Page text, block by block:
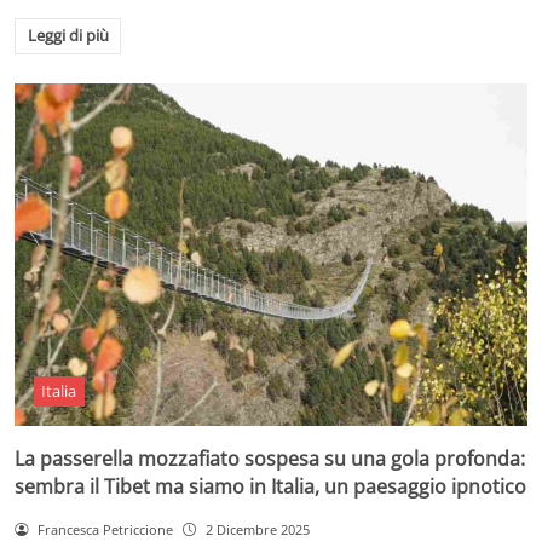
Leggi di più
Italia
La passerella mozzafiato sospesa su una gola profonda:
sembra il Tibet ma siamo in Italia, un paesaggio ipnotico
Francesca Petriccione 2 Dicembre 2025